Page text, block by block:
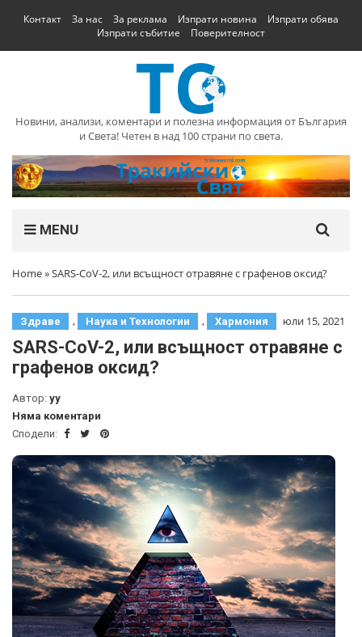
Контакт За нас За реклама Изпрати новина
Изпрати обява
Изпрати събитие
Поверителност
Новини, анализи, коментари и полезна информация от България
и Света! Четен в над 100 страни по света.
MENU
Home»SARS-CoV-2, или всъщност отравяне с графенов оксид?
Здраве , Наука и Технологии , Хармония юли 15, 2021
SARS-CoV-2, или всъщност отравяне с
графенов оксид?
Автор: yy
Няма коментари
Сподели: